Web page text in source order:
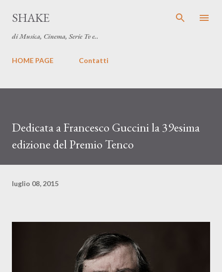
SHAKE
di Musica, Cinema, Serie Tv e..
HOME PAGE Contatti
Dedicata a Francesco Guccini la 39esima
edizione del Premio Tenco
luglio 08, 2015